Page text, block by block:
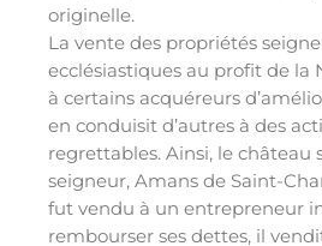
originelle.
La vente des propriétés
ecclésiastiques au profit de la
à certains acquéreurs
en conduisit d’autres à des
regrettables. Ainsi, le château
seigneur, Amans de Saint-
fut vendu à un entrepreneur
rembourser ses dettes, il